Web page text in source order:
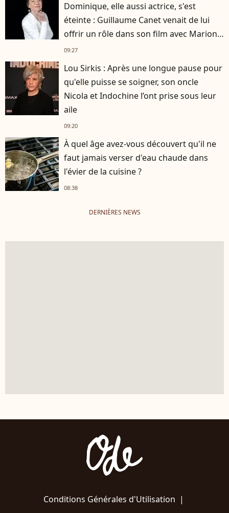
Dominique, elle aussi actrice, s'est
éteinte : Guillaume Canet venait de lui
offrir un rôle dans son film avec Marion
Cotillard
09:27
Lou Sirkis : Après une longue pause pour
qu'elle puisse se soigner, son oncle
Nicola et Indochine l’ont prise sous leur
aile
09:20
À quel âge avez-vous découvert qu'il ne
faut jamais verser d'eau chaude dans
l'évier de la cuisine ?
08:38
DERNIÈRES NEWS
Conditions Générales d'Utilisation |